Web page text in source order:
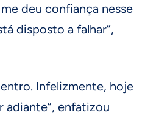
deu confiança nesse
disposto a falhar”,
Infelizmente, hoje
adiante”, enfatizou